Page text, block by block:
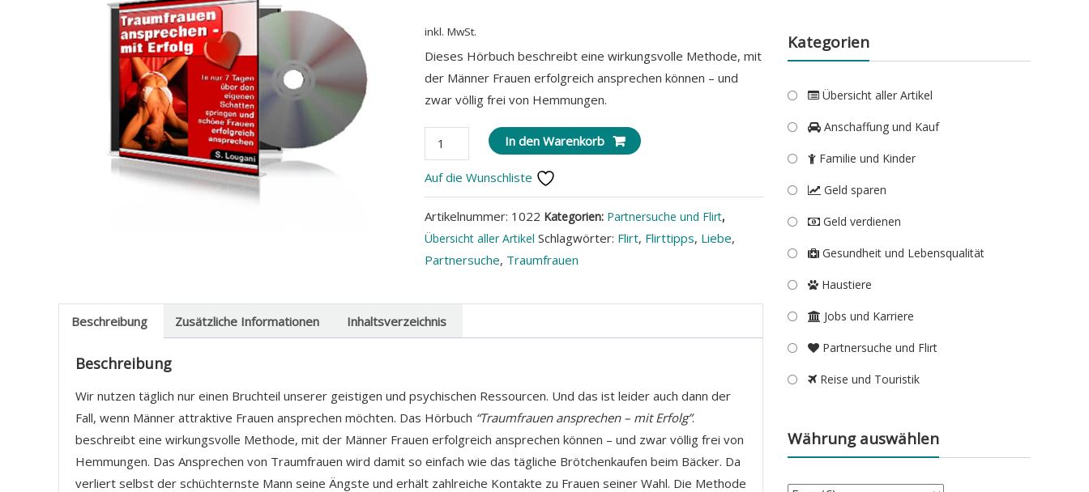
inkl. MwSt.
Dieses Hörbuch beschreibt eine wirkungsvolle Methode, mit
der Männer Frauen erfolgreich ansprechen können – und
zwar völlig frei von Hemmungen.
Traumfrauen
ansprechen
-
mit
Erfolg
(Hörbuch)
Menge
In den Warenkorb
Auf die Wunschliste
Artikelnummer: 1022 Kategorien: Partnersuche und Flirt,
Übersicht aller Artikel Schlagwörter: Flirt, Flirttipps, Liebe,
Partnersuche, Traumfrauen
Beschreibung Zusätzliche Informationen Inhaltsverzeichnis
Beschreibung
Wir nutzen täglich nur einen Bruchteil unserer geistigen und psychischen Ressourcen. Und das ist leider auch dann der
Fall, wenn Männer attraktive Frauen ansprechen möchten. Das Hörbuch “Traumfrauen ansprechen – mit Erfolg”.
beschreibt eine wirkungsvolle Methode, mit der Männer Frauen erfolgreich ansprechen können – und zwar völlig frei von
Hemmungen. Das Ansprechen von Traumfrauen wird damit so einfach wie das tägliche Brötchenkaufen beim Bäcker. Da
verliert selbst der schüchternste Mann seine Ängste und erhält zahlreiche Kontakte zu Frauen seiner Wahl. Die Methode
Kategorien
Übersicht aller Artikel
Anschaffung und Kauf
Familie und Kinder
Geld sparen
Geld verdienen
Gesundheit und Lebensqualität
Haustiere
Jobs und Karriere
Partnersuche und Flirt
Reise und Touristik
Währung auswählen